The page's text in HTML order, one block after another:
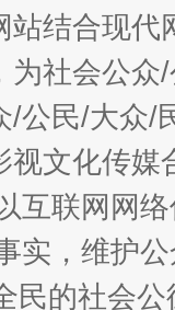
站结合现
为社会公
/公民/大众/
视文化传
互联网网
实，维护
的社会公